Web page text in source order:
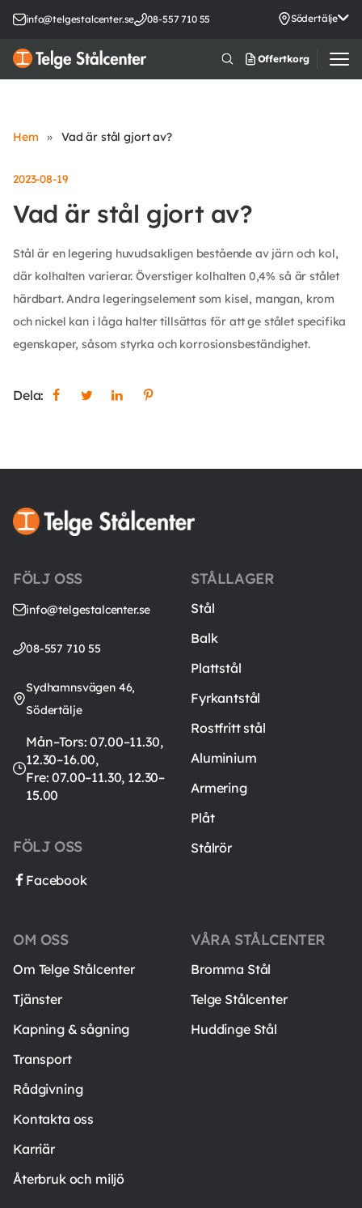
info@telgestalcenter.se 08-557 710 55 Södertälje
Offertkorg
Hem » Vad är stål gjort av?
2023-08-19
Vad är stål gjort av?
Stål är en legering huvudsakligen bestående av järn och kol,
där kolhalten varierar. Överstiger kolhalten 0,4% så är stålet
härdbart. Andra legeringselement som kisel, mangan, krom
och nickel kan i låga halter tillsättas för att ge stålet specifika
egenskaper, såsom styrka och korrosionsbeständighet.
Dela:
FÖLJ OSS
info@telgestalcenter.se
08-557 710 55
Sydhamnsvägen 46,
Södertälje
Mån–Tors: 07.00–11.30,
12.30–16.00,
Fre: 07.00–11.30, 12.30–
15.00
FÖLJ OSS
Facebook
STÅLLAGER
Stål
Balk
Plattstål
Fyrkantstål
Rostfritt stål
Aluminium
Armering
Plåt
Stålrör
VÅRA STÅLCENTER
Bromma Stål
Telge Stålcenter
Huddinge Stål
OM OSS
Om Telge Stålcenter
Tjänster
Kapning & sågning
Transport
Rådgivning
Kontakta oss
Karriär
Återbruk och miljö